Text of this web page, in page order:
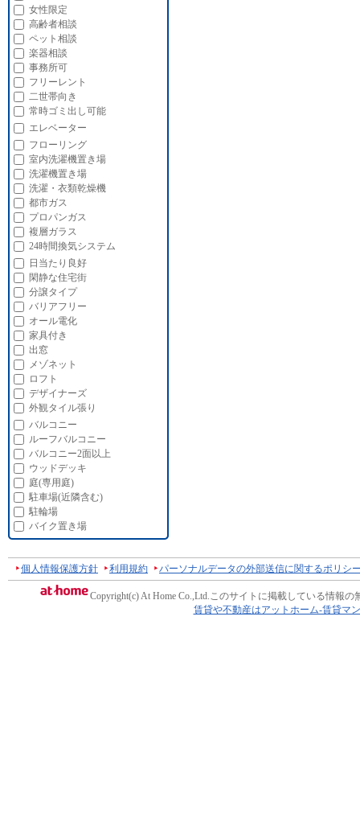
女性限定
高齢者相談
ペット相談
楽器相談
事務所可
フリーレント
二世帯向き
常時ゴミ出し可能
エレベーター
フローリング
室内洗濯機置き場
洗濯機置き場
洗濯・衣類乾燥機
都市ガス
プロパンガス
複層ガラス
24時間換気システム
日当たり良好
閑静な住宅街
分譲タイプ
バリアフリー
オール電化
家具付き
出窓
メゾネット
ロフト
デザイナーズ
外観タイル張り
バルコニー
ルーフバルコニー
バルコニー2面以上
ウッドデッキ
庭(専用庭)
駐車場(近隣含む)
駐輪場
バイク置き場
個人情報保護方針 利用規約 パーソナルデータの外部送信に関するポリシ
Copyright(c) At Home Co.,Ltd.このサイトに掲載している情報の
賃貸や不動産はアットホーム-賃貸マ